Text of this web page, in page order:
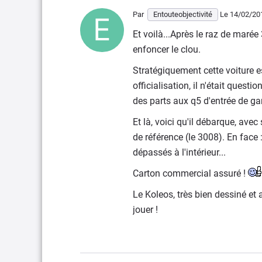
Par Entouteobjectivité Le 14/02/
Et voilà...Après le raz de
enfoncer le clou.
Stratégiquement cette voiture
officialisation, il n'était
des parts aux q5 d'entrée de
Et là, voici qu'il débarque,
de référence (le 3008). En
dépassés à l'intérieur...
Carton commercial assuré !
Le Koleos, très bien dessiné
jouer !